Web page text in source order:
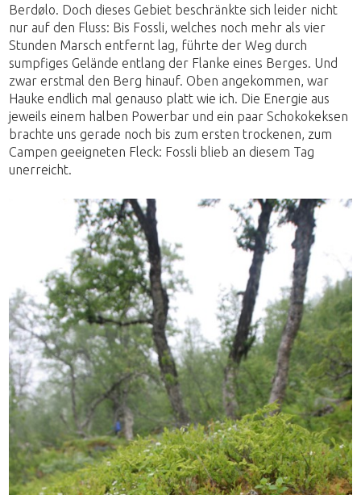
Berdølo. Doch dieses Gebiet beschränkte sich leider nicht
nur auf den Fluss: Bis Fossli, welches noch mehr als vier
Stunden Marsch entfernt lag, führte der Weg durch
sumpfiges Gelände entlang der Flanke eines Berges. Und
zwar erstmal den Berg hinauf. Oben angekommen, war
Hauke endlich mal genauso platt wie ich. Die Energie aus
jeweils einem halben Powerbar und ein paar Schokokeksen
brachte uns gerade noch bis zum ersten trockenen, zum
Campen geeigneten Fleck: Fossli blieb an diesem Tag
unerreicht.